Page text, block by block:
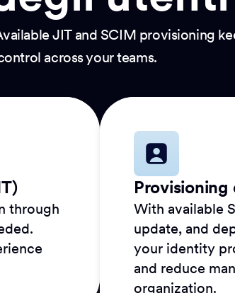
JIT and SCIM provisioning
across your teams.
through
With available
update, and
your identity
and reduce
organization.